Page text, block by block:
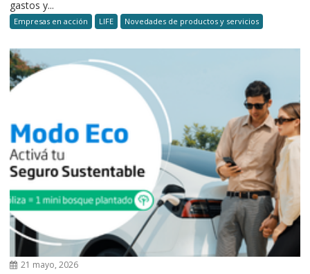
gastos y...
Empresas en acción LIFE Novedades de productos y servicios
21 mayo, 2026